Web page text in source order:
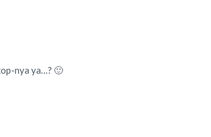
nya ya…? 🙂